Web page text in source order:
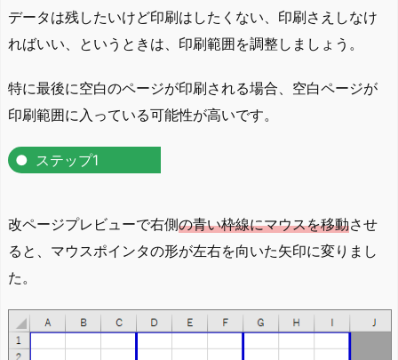
データは残したいけど印刷はしたくない、印刷さえしなけ
ればいい、というときは、印刷範囲を調整しましょう。
特に最後に空白のページが印刷される場合、空白ページが
印刷範囲に入っている可能性が高いです。
ステップ1
改ページプレビューで右側の青い枠線にマウスを移動させ
ると、マウスポインタの形が左右を向いた矢印に変りまし
た。